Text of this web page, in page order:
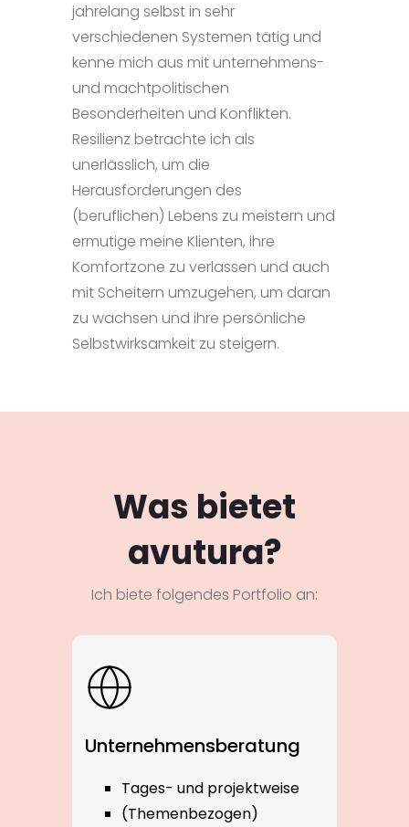
jahrelang selbst in sehr
verschiedenen Systemen tätig und
kenne mich aus mit unternehmens-
und machtpolitischen
Besonderheiten und Konflikten.
Resilienz betrachte ich als
unerlässlich, um die
Herausforderungen des
(beruflichen) Lebens zu meistern und
ermutige meine Klienten, ihre
Komfortzone zu verlassen und auch
mit Scheitern umzugehen, um daran
zu wachsen und ihre persönliche
Selbstwirksamkeit zu steigern.
Was bietet
avutura?
Ich biete folgendes Portfolio an:
Unternehmensberatung
Tages- und projektweise
(Themenbezogen)